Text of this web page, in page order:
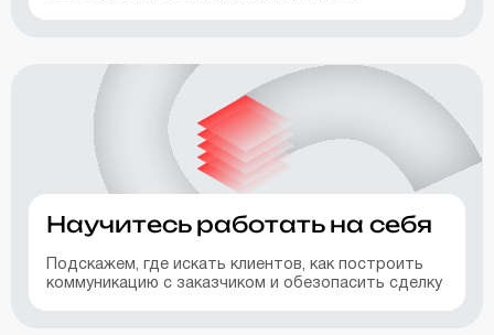
Научитесь работать на себя
Подскажем, где искать клиентов, как построить
коммуникацию с заказчиком и обезопасить сделку